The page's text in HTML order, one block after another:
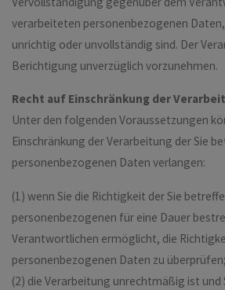
verarbeiteten personenbezogenen
unrichtig oder unvollständig sind. Der
Berichtigung unverzüglich vorzunehmen.
Recht auf Einschränkung der
Unter den folgenden Voraussetzungen
Einschränkung der Verarbeitung der Sie
personenbezogenen Daten verlangen:
(1) wenn Sie die Richtigkeit der Sie
personenbezogenen für eine Dauer
Verantwortlichen ermöglicht, die
personenbezogenen Daten zu überprüfen;
(2) die Verarbeitung unrechtmäßig ist und